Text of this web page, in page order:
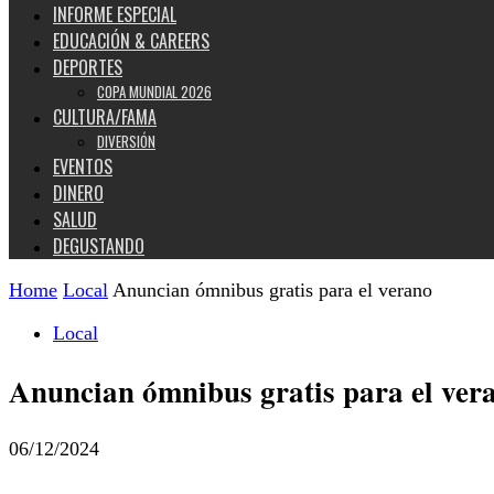
INFORME ESPECIAL
EDUCACIÓN & CAREERS
DEPORTES
COPA MUNDIAL 2026
CULTURA/FAMA
DIVERSIÓN
EVENTOS
DINERO
SALUD
DEGUSTANDO
Home Local Anuncian ómnibus gratis para el verano
Local
Anuncian ómnibus gratis para el
06/12/2024